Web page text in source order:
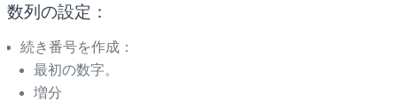
数列の設定：
続き番号を作成：
最初の数字。
増分